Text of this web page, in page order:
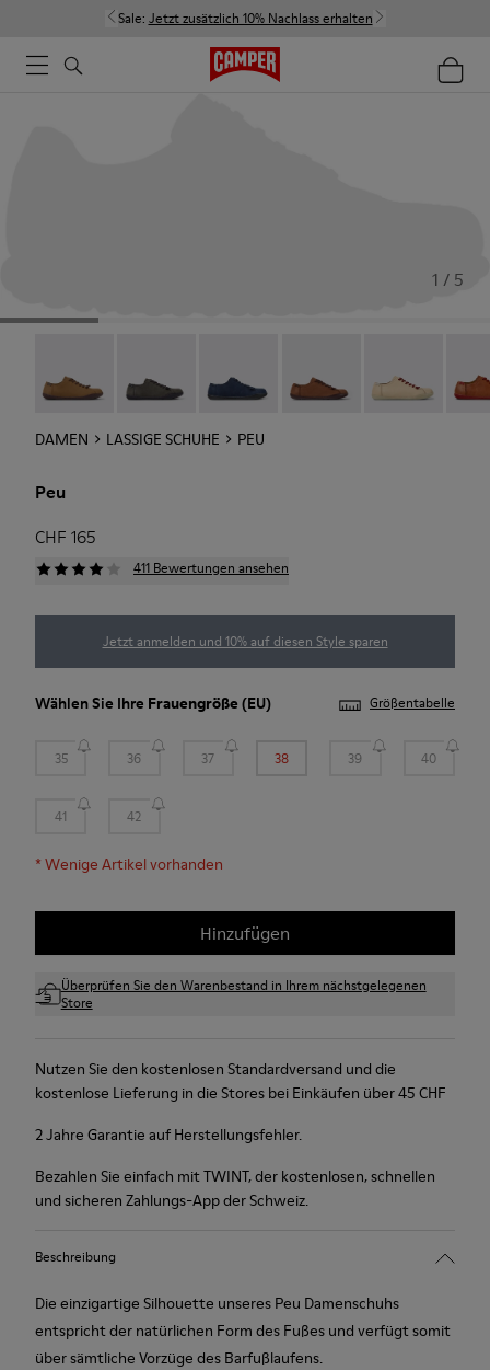
Sale: Jetzt zusätzlich 10% Nachlass erhalten
1 / 5
DAMEN LASSIGE SCHUHE PEU
Peu
CHF 165
411 Bewertungen ansehen
Jetzt anmelden und 10% auf diesen Style sparen
Wählen Sie Ihre Frauengröße (EU) Größentabelle
35 36 37 38 39 40
41 42
*Wenige Artikel vorhanden
Hinzufügen
Überprüfen Sie den Warenbestand in Ihrem nächstgelegenen
Store
Nutzen Sie den kostenlosen Standardversand und die
kostenlose Lieferung in die Stores bei Einkäufen über 45 CHF
2 Jahre Garantie auf Herstellungsfehler.
Bezahlen Sie einfach mit TWINT, der kostenlosen, schnellen
und sicheren Zahlungs-App der Schweiz.
Beschreibung
Die einzigartige Silhouette unseres Peu Damenschuhs
entspricht der natürlichen Form des Fußes und verfügt somit
über sämtliche Vorzüge des Barfußlaufens.